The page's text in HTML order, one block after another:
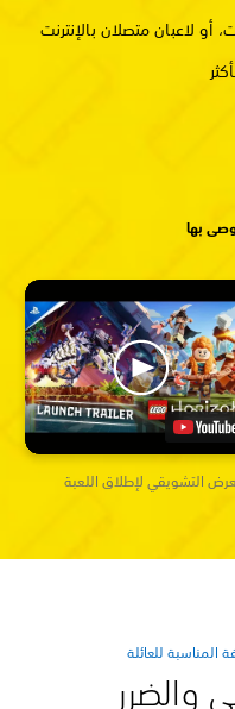
بها
التشويقي لإطلاق اللعبة
المناسبة للعائلة
والضرر